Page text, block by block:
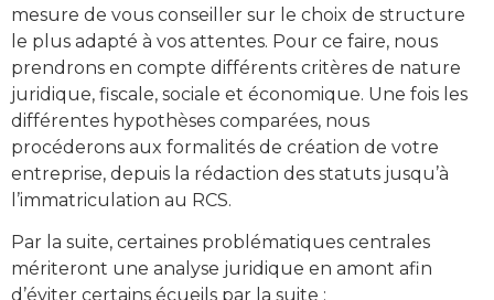
mesure de vous conseiller sur le choix de structure
le plus adapté à vos attentes. Pour ce faire, nous
prendrons en compte différents critères de nature
juridique, fiscale, sociale et économique. Une fois les
différentes hypothèses comparées, nous
procéderons aux formalités de création de votre
entreprise, depuis la rédaction des statuts jusqu’à
l’immatriculation au RCS.
Par la suite, certaines problématiques centrales
mériteront une analyse juridique en amont afin
d’éviter certains écueils par la suite :